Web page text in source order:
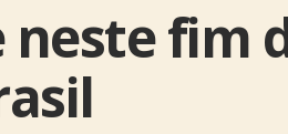
neste fim